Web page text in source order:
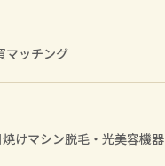
マッチング
けマシン脱毛・光美容機器